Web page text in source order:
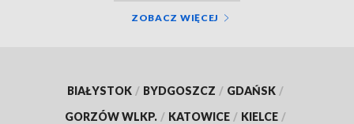
ZOBACZ WIĘCEJ
BIAŁYSTOK / BYDGOSZCZ / GDAŃSK /
GORZÓW WLKP. / KATOWICE / KIELCE /